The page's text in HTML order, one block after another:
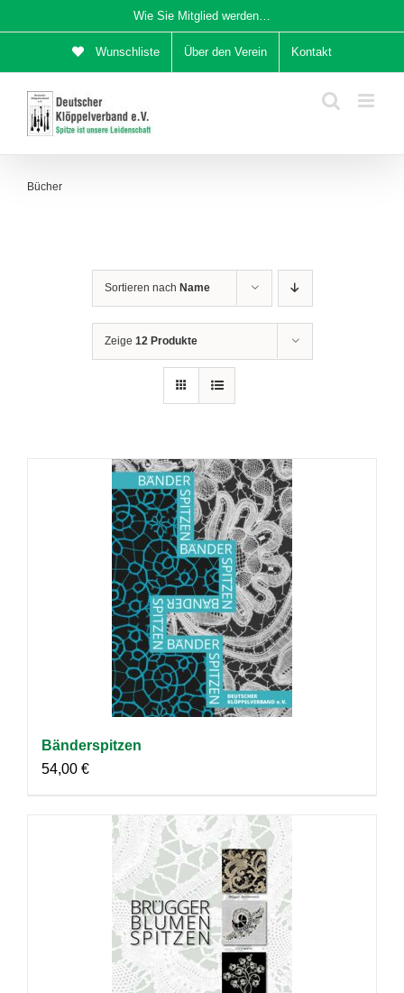
Inhalt
Wie Sie Mitglied werden…
Wunschliste Über den Verein Kontakt
Bücher
Sortieren nach Name
Zeige 12 Produkte
Bänderspitzen
54,00 €